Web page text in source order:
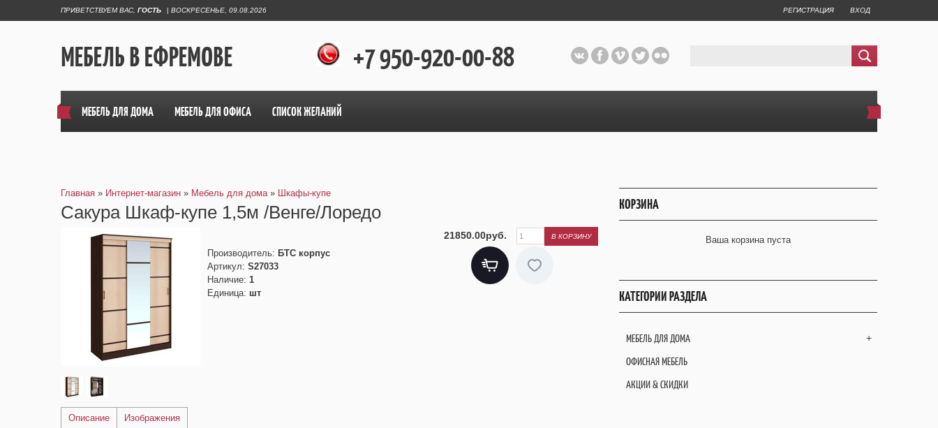
ПРИВЕТСТВУЕМ ВАС ГОСТЬ | ВОСКРЕСЕНЬЕ, 09.08.2026 РЕГИСТРАЦИЯ ВХОД
МЕБЕЛЬ В ЕФРЕМОВЕ +7 950-920-00-88
МЕБЕЛЬ ДЛЯ ДОМА МЕБЕЛЬ ДЛЯ ОФИСА СПИСОК ЖЕЛАНИЙ
Главная » Интернет-магазин » Мебель для дома » Шкафы-купе
Сакура Шкаф-купе 1,5м /Венге/Лоредо
21850.00руб.
Производитель: БТС корпус
Артикул: S27033
Наличие: 1
Единица: шт
Описание Изображения
КОРЗИНА
Ваша корзина пуста
КАТЕГОРИИ РАЗДЕЛА
+
МЕБЕЛЬ ДЛЯ ДОМА
ОФИСНАЯ МЕБЕЛЬ
АКЦИИ & СКИДКИ